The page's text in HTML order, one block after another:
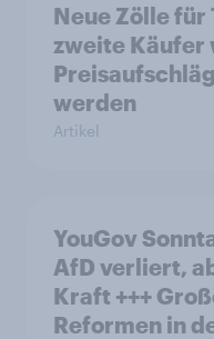
Neue Zölle für
zweite Käufer
Preisaufschlägen
werden
Artikel
YouGov
AfD verliert,
Kraft +++
Reformen in